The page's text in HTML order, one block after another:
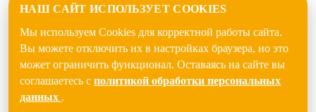
НАШ САЙТ ИСПОЛЬЗУЕТ COOKIES
Мы используем Cookies для корректной работы сайта.
Вы можете отключить их в настройках браузера, но это
может ограничить функционал. Оставаясь на сайте вы
соглашаетесь с политикой обработки персональных
данных .